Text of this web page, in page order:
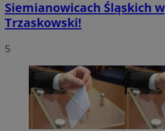
Siemianowicach Śląskich
Trzaskowski!
5